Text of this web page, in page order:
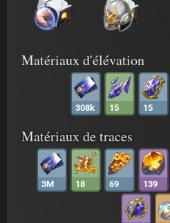
Matériaux d'élévation
308k 15 15
Matériaux de traces
3M 18 69 139